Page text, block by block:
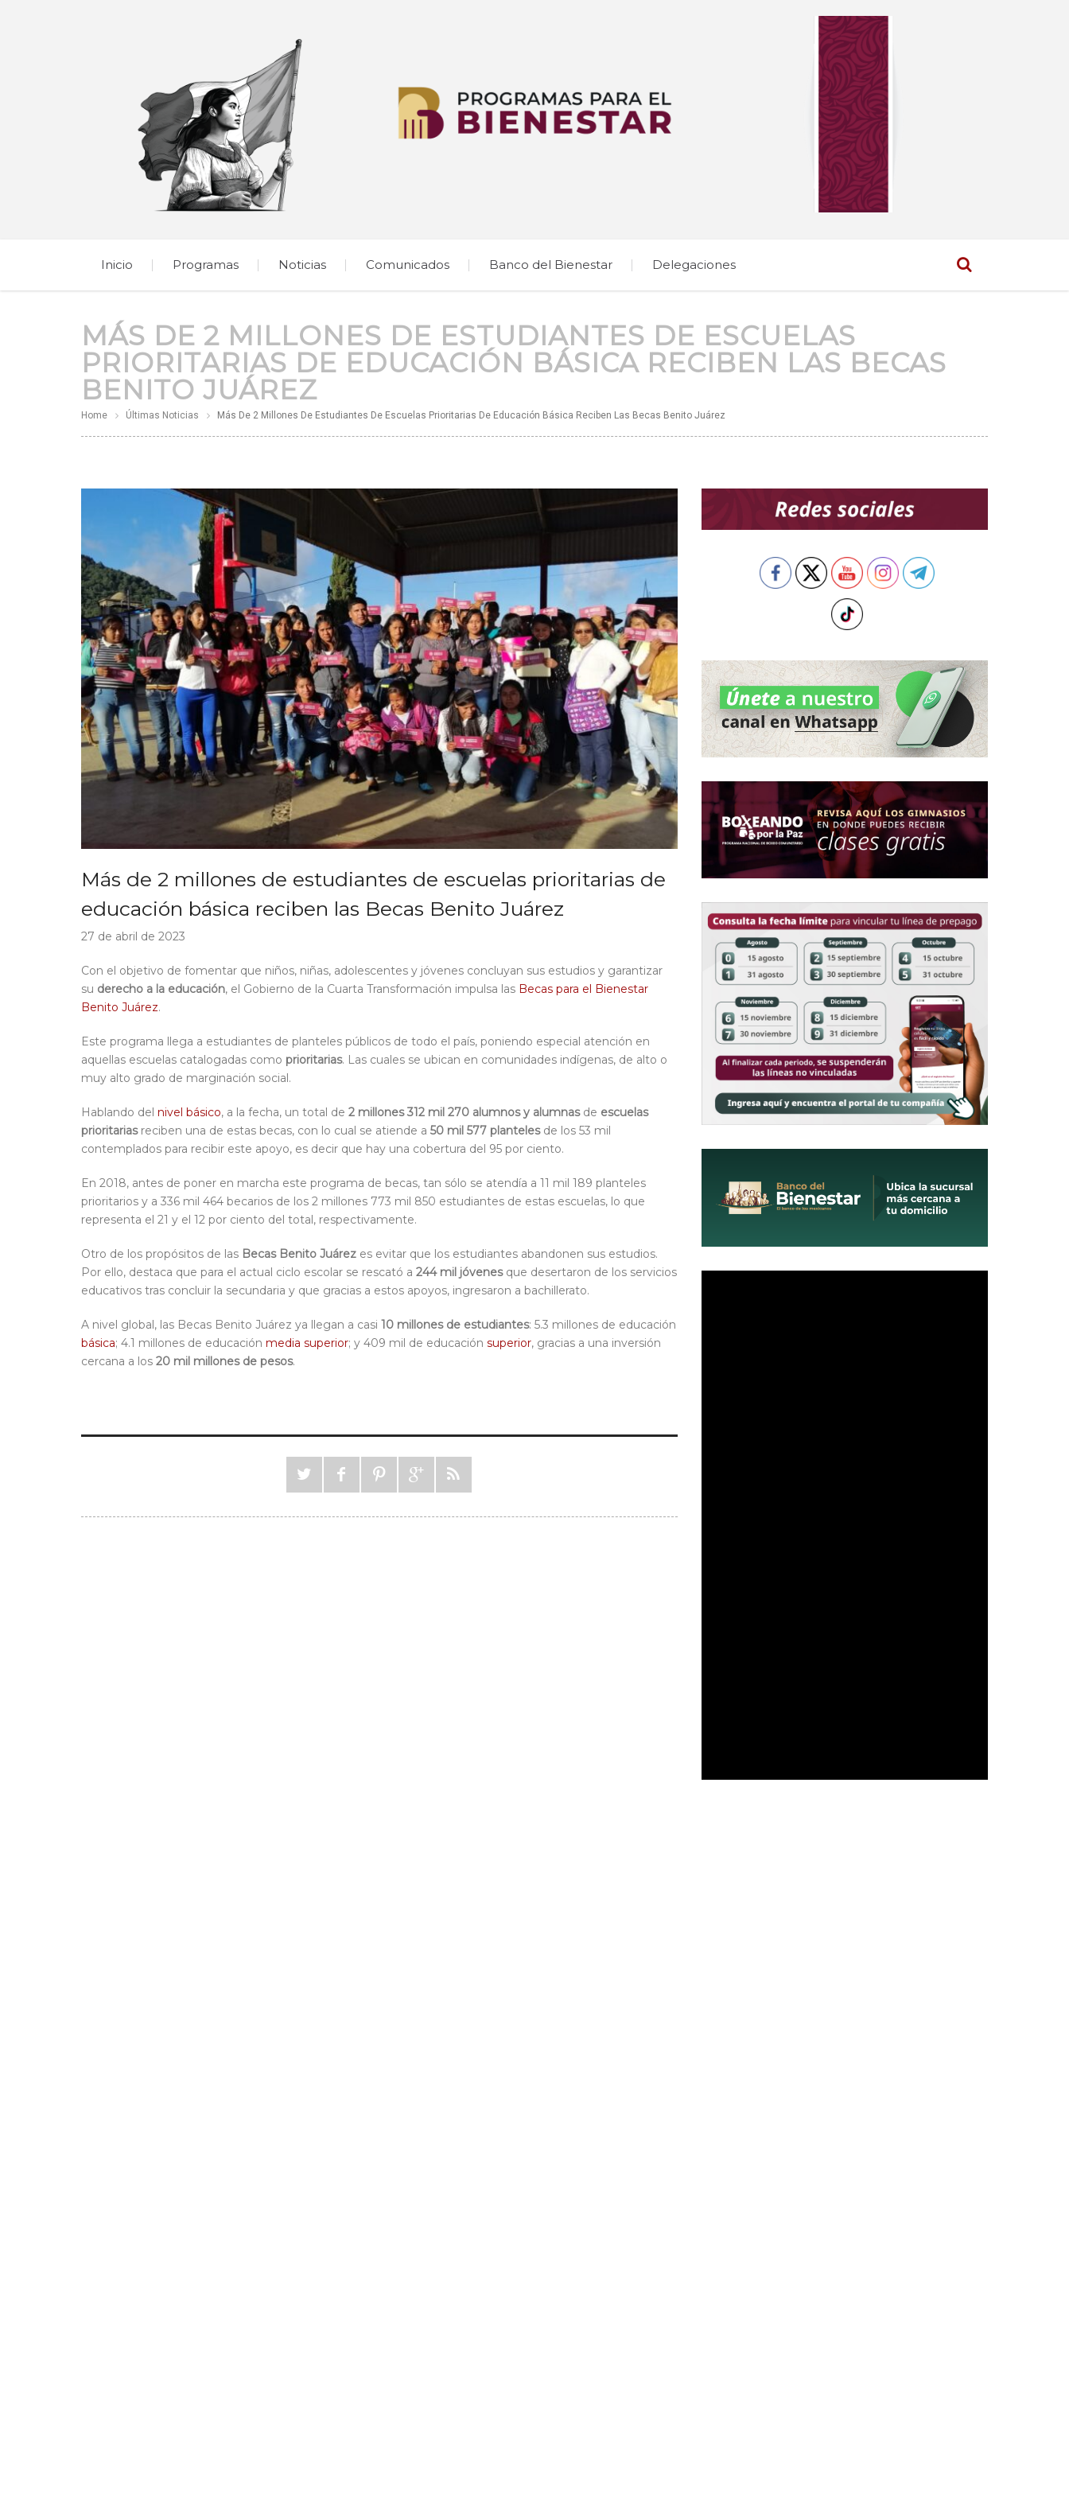
Inicio Programas Noticias Comunicados Banco del Bienestar Delegaciones
MÁS DE 2 MILLONES DE ESTUDIANTES DE ESCUELAS
PRIORITARIAS DE EDUCACIÓN BÁSICA RECIBEN LAS BECAS
BENITO JUÁREZ
Home Últimas Noticias Más De 2 Millones De Estudiantes De Escuelas Prioritarias De Educación Básica Reciben Las Becas Benito Juárez
Más de 2 millones de estudiantes de escuelas prioritarias de
educación básica reciben las Becas Benito Juárez
27 de abril de 2023
Con el objetivo de fomentar que niños, niñas, adolescentes y jóvenes concluyan sus estudios y garantizar
su derecho a la educación, el Gobierno de la Cuarta Transformación impulsa las Becas para el Bienestar
Benito Juárez.
Este programa llega a estudiantes de planteles públicos de todo el país, poniendo especial atención en
aquellas escuelas catalogadas como prioritarias. Las cuales se ubican en comunidades indígenas, de alto o
muy alto grado de marginación social.
Hablando del nivel básico, a la fecha, un total de 2 millones 312 mil 270 alumnos y alumnasde escuelas
prioritariasreciben una de estas becas, con lo cual se atiende a 50 mil 577 plantelesde los 53 mil
contemplados para recibir este apoyo, es decir que hay una cobertura del 95 por ciento.
En 2018, antes de poner en marcha este programa de becas, tan sólo se atendía a 11 mil 189 planteles
prioritarios y a 336 mil 464 becarios de los 2 millones 773 mil 850 estudiantes de estas escuelas, lo que
representa el 21 y el 12 por ciento del total, respectivamente.
Otro de los propósitos de las Becas Benito Juárez es evitar que los estudiantes abandonen sus estudios.
Por ello, destaca que para el actual ciclo escolar se rescató a 244 mil jóvenesque desertaron de los servicios
educativos tras concluir la secundaria y que gracias a estos apoyos, ingresaron a bachillerato.
A nivel global, las Becas Benito Juárez ya llegan a casi 10 millones de estudiantes: 5.3 millones de educación
básica; 4.1 millones de educación media superior; y 409 mil de educación superior, gracias a una inversión
cercana a los 20 mil millones de pesos.